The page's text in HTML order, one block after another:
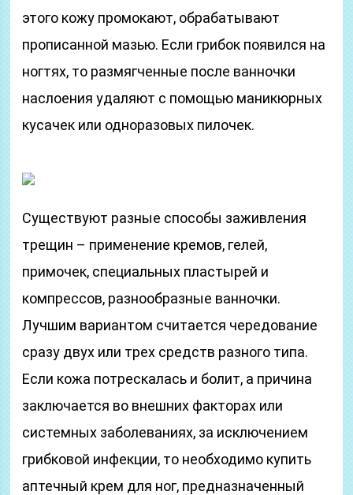
этого кожу промокают, обрабатывают
прописанной мазью. Если грибок появился на
ногтях, то размягченные после ванночки
наслоения удаляют с помощью маникюрных
кусачек или одноразовых пилочек.
Существуют разные способы заживления
трещин – применение кремов, гелей,
примочек, специальных пластырей и
компрессов, разнообразные ванночки.
Лучшим вариантом считается чередование
сразу двух или трех средств разного типа.
Если кожа потрескалась и болит, а причина
заключается во внешних факторах или
системных заболеваниях, за исключением
грибковой инфекции, то необходимо купить
аптечный крем для ног, предназначенный